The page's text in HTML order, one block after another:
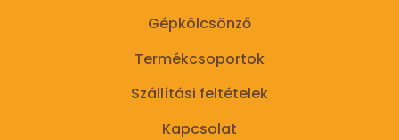
Gépkölcsönző
Termékcsoportok
Szállítási feltételek
Kapcsolat